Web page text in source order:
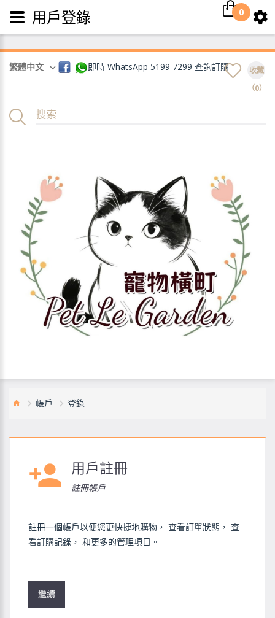
即時 WhatsApp 5199 7299 查詢訂購
繁體中文
0
收藏
（0）
帳戶 登錄
用戶註冊
註冊帳戶
註冊一個帳戶以便您更快捷地購物， 查看訂單狀態， 查
看訂購記錄， 和更多的管理項目。
繼續
用戶登錄